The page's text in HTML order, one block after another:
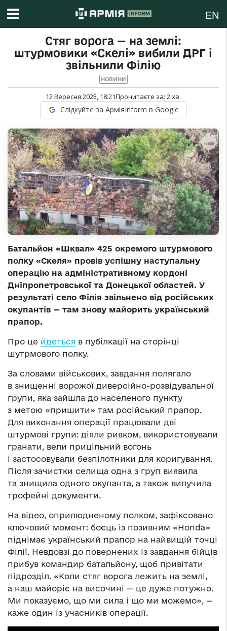
EN
Стяг ворога — на землі:
штурмовики «Скелі» вибили ДРГ і
звільнили Філію
НОВИНИ
12 Вересня 2025, 18:21Прочитаєте за: 2хв.
Слідкуйте за АрміяInform в Google
Батальйон «Шквал» 425 окремого штурмового
полку «Скеля» провів успішну наступальну
операцію на адміністративному кордоні
Дніпропетровської та Донецької областей. У
результаті село Філія звільнено від російських
окупантів — там знову майорить український
прапор.
Про це йдеться в пубілкації на сторінці
шутрмового полку.
За словами військових, завдання полягало
в знищенні ворожої диверсійно-розвідувальної
групи, яка зайшла до населеного пункту
з метою «пришити» там російський прапор.
Для виконання операції працювали дві
штурмові групи: діяли ривком, використовували
гранати, вели прицільний вогонь
і застосовували безпілотники для коригування.
Після зачистки селища одна з груп виявила
та знищила одного окупанта, а також вилучила
трофейні документи.
На відео, оприлюдненому полком, зафіксовано
ключовий момент: боєць із позивним «Honda»
піднімає український прапор на найвищій точці
Філії. Невдовзі до повернених із завдання бійців
прибув командир батальйону, щоб привітати
підрозділ. «Коли стяг ворога лежить на землі,
а наш майоріє на височині — це дуже потужно.
Ми показуємо, що ми сила і що ми можемо», —
каже один із учасників операції.